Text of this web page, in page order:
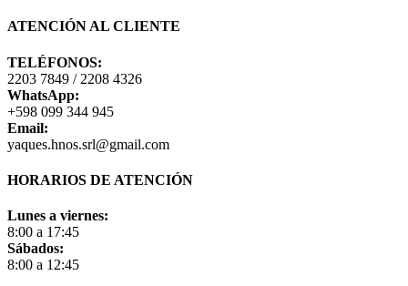
ATENCIÓN AL CLIENTE
TELÉFONOS:
2203 7849 / 2208 4326
WhatsApp:
+598 099 344 945
Email:
yaques.hnos.srl@gmail.com
HORARIOS DE ATENCIÓN
Lunes a viernes:
8:00 a 17:45
Sábados:
8:00 a 12:45